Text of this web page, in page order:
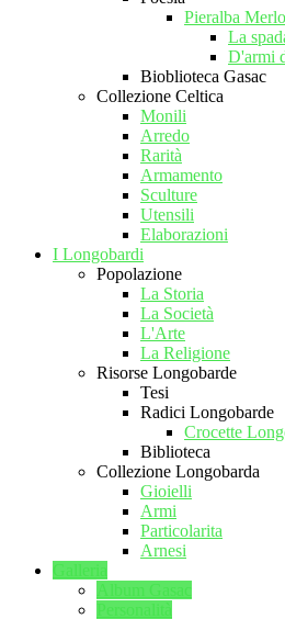
Pieralba Merlo
La
D'armi
Bioblioteca Gasac
Collezione Celtica
Monili
Arredo
Rarità
Armamento
Sculture
Utensili
Elaborazioni
I Longobardi
Popolazione
La Storia
La Società
L'Arte
La Religione
Risorse Longobarde
Tesi
Radici Longobarde
Crocette
Biblioteca
Collezione Longobarda
Gioielli
Armi
Particolarita
Arnesi